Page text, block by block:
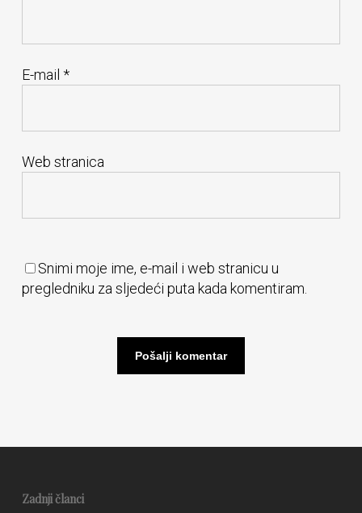
E-mail *
Web stranica
Snimi moje ime, e-mail i web stranicu u
pregledniku za sljedeći puta kada komentiram.
Zadnji članci